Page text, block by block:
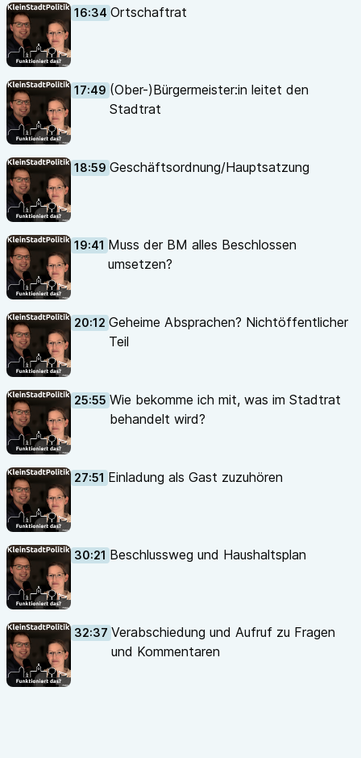
16:34 Ortschaftrat
17:49 (Ober-)Bürgermeister:in leitet den
Stadtrat
18:59 Geschäftsordnung/Hauptsatzung
19:41 Muss der BM alles Beschlossen
umsetzen?
20:12 Geheime Absprachen? Nichtöffentlicher
Teil
25:55 Wie bekomme ich mit, was im Stadtrat
behandelt wird?
27:51 Einladung als Gast zuzuhören
30:21 Beschlussweg und Haushaltsplan
32:37 Verabschiedung und Aufruf zu Fragen
und Kommentaren